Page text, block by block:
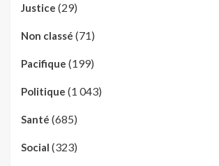
Justice (29)
Non classé (71)
Pacifique (199)
Politique (1 043)
Santé (685)
Social (323)